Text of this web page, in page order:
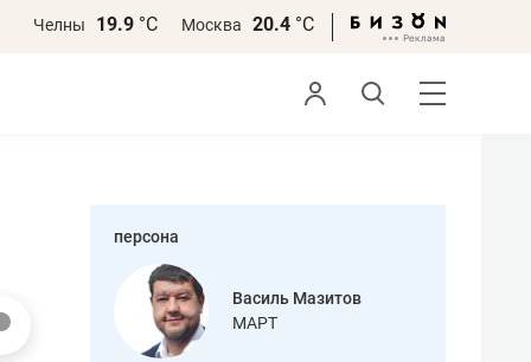
Челны 19.9 °С Москва 20.4 °С
персона
Василь Мазитов
МАРТ